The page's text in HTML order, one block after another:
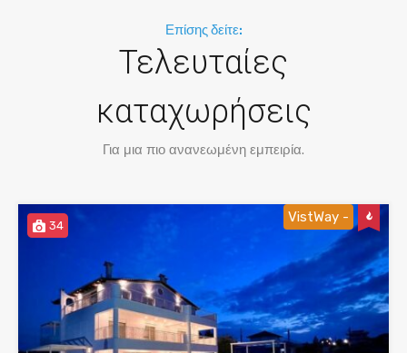
Επίσης δείτε:
Τελευταίες
καταχωρήσεις
Για μια πιο ανανεωμένη εμπειρία.
34
VistWay -